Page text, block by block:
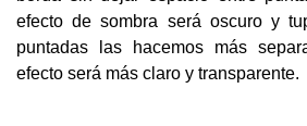
efecto de sombra será oscuro y
puntadas las hacemos más
efecto será más claro y transparente.